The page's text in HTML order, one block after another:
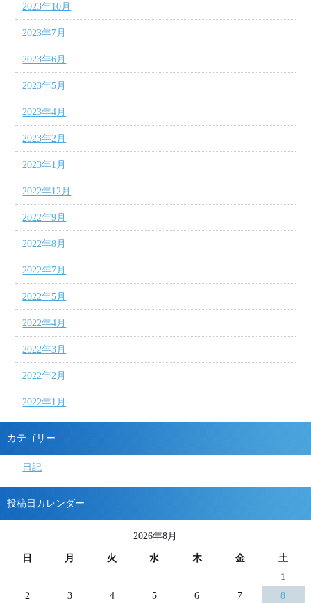
2023年10月
2023年7月
2023年6月
2023年5月
2023年4月
2023年2月
2023年1月
2022年12月
2022年9月
2022年8月
2022年7月
2022年5月
2022年4月
2022年3月
2022年2月
2022年1月
カテゴリー
日記
投稿日カレンダー
2026年8月
日 月 火 水 木 金
土
1
2
3 4 5 6 7 8